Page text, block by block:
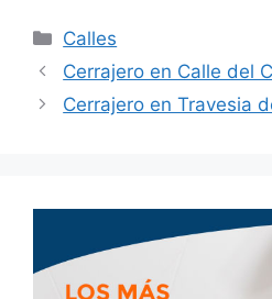
Calles
Cerrajero en Calle del
Cerrajero en Travesia